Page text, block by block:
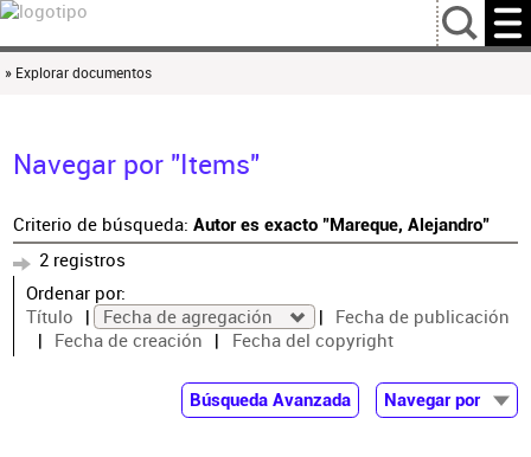
…
» Explorar documentos
Navegar por "Items"
Criterio de búsqueda: Autor es exacto "Mareque, Alejandro"
2 registros
Ordenar por:
Título
Fecha de agregación
Fecha de publicación
Fecha de creación
Fecha del copyright
Búsqueda Avanzada
Navegar por